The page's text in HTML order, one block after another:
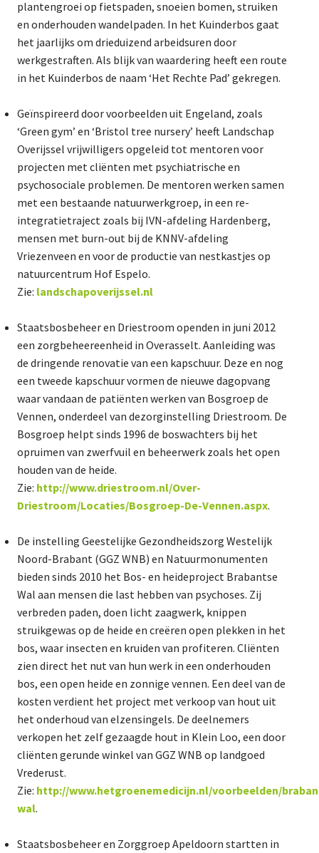
plantengroei op fietspaden, snoeien bomen, struiken
en onderhouden wandelpaden. In het Kuinderbos gaat
het jaarlijks om drieduizend arbeidsuren door
werkgestraften. Als blijk van waardering heeft een route
in het Kuinderbos de naam ‘Het Rechte Pad’ gekregen.
Geïnspireerd door voorbeelden uit Engeland, zoals
‘Green gym’ en ‘Bristol tree nursery’ heeft Landschap
Overijssel vrijwilligers opgeleid tot mentoren voor
projecten met cliënten met psychiatrische en
psychosociale problemen. De mentoren werken samen
met een bestaande natuurwerkgroep, in een re-
integratietraject zoals bij IVN-afdeling Hardenberg,
mensen met burn-out bij de KNNV-afdeling
Vriezenveen en voor de productie van nestkastjes op
natuurcentrum Hof Espelo.
Zie: landschapoverijssel.nl
Staatsbosbeheer en Driestroom openden in juni 2012
een zorgbeheereenheid in Overasselt. Aanleiding was
de dringende renovatie van een kapschuur. Deze en nog
een tweede kapschuur vormen de nieuwe dagopvang
waar vandaan de patiënten werken van Bosgroep de
Vennen, onderdeel van dezorginstelling Driestroom. De
Bosgroep helpt sinds 1996 de boswachters bij het
opruimen van zwerfvuil en beheerwerk zoals het open
houden van de heide.
Zie: http://www.driestroom.nl/Over-
Driestroom/Locaties/Bosgroep-De-Vennen.aspx.
De instelling Geestelijke Gezondheidszorg Westelijk
Noord-Brabant (GGZ WNB) en Natuurmonumenten
bieden sinds 2010 het Bos- en heideproject Brabantse
Wal aan mensen die last hebben van psychoses. Zij
verbreden paden, doen licht zaagwerk, knippen
struikgewas op de heide en creëren open plekken in het
bos, waar insecten en kruiden van profiteren. Cliënten
zien direct het nut van hun werk in een onderhouden
bos, een open heide en zonnige vennen. Een deel van de
kosten verdient het project met verkoop van hout uit
het onderhoud van elzensingels. De deelnemers
verkopen het zelf gezaagde hout in Klein Loo, een door
cliënten gerunde winkel van GGZ WNB op landgoed
Vrederust.
Zie: http://www.hetgroenemedicijn.nl/voorbeelden/
wal.
Staatsbosbeheer en Zorggroep Apeldoorn startten in